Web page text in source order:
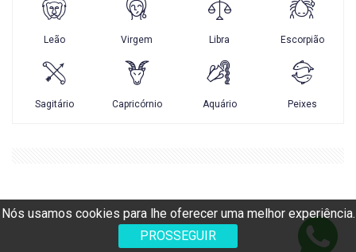
Nós usamos cookies para lhe oferecer uma melhor experiência.
PROSSEGUIR